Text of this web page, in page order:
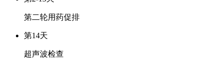
第二轮用药促排
第14天
超声波检查